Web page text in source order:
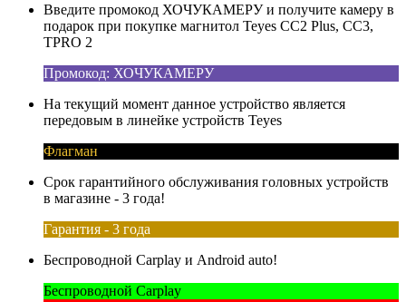
Введите промокод ХОЧУКАМЕРУ и получите камеру в
подарок при покупке магнитол Teyes CC2 Plus, CC3,
TPRO 2
Промокод: ХОЧУКАМЕРУ
На текущий момент данное устройство является
передовым в линейке устройств Teyes
Флагман
Срок гарантийного обслуживания головных устройств
в магазине - 3 года!
Гарантия - 3 года
Беспроводной Carplay и Android auto!
Беспроводной Carplay